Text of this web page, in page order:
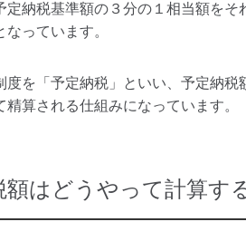
定納税基準額の３分の１相当額を
なっています。
度を「予定納税」といい、予定納
精算される仕組みになっています。
額はどうやって計算す